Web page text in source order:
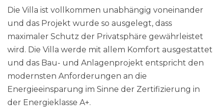
Die Villa ist vollkommen unabhängig voneinander
und das Projekt wurde so ausgelegt, dass
maximaler Schutz der Privatsphäre gewährleistet
wird. Die Villa werde mit allem Komfort ausgestattet
und das Bau- und Anlagenprojekt entspricht den
modernsten Anforderungen an die
Energieeinsparung im Sinne der Zertifizierung in
der Energieklasse A+.